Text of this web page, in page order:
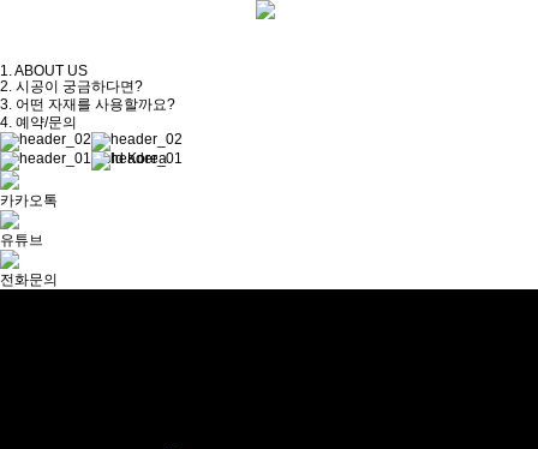
1. ABOUT US
2. 시공이 궁금하다면?
3. 어떤 자재를 사용할까요?
4. 예약/문의
Mold Korea
카카오톡
유튜브
전화문의